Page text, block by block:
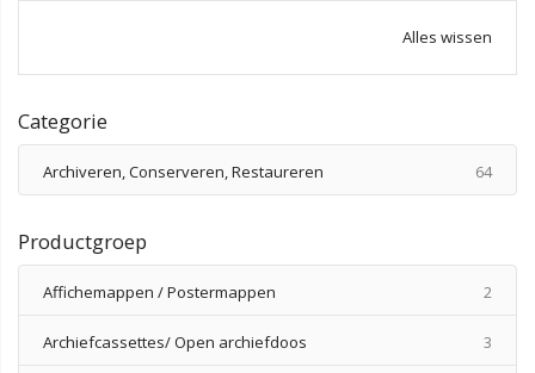
Alles wissen
Categorie
Archiveren, Conserveren, Restaureren 64
Productgroep
Affichemappen / Postermappen 2
Archiefcassettes/ Open archiefdoos 3